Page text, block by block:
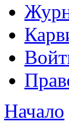
Начало